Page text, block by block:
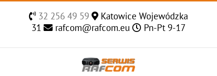
32 256 49 59
Katowice Wojewódzka
31
rafcom@rafcom.eu Pn-Pt 9-17